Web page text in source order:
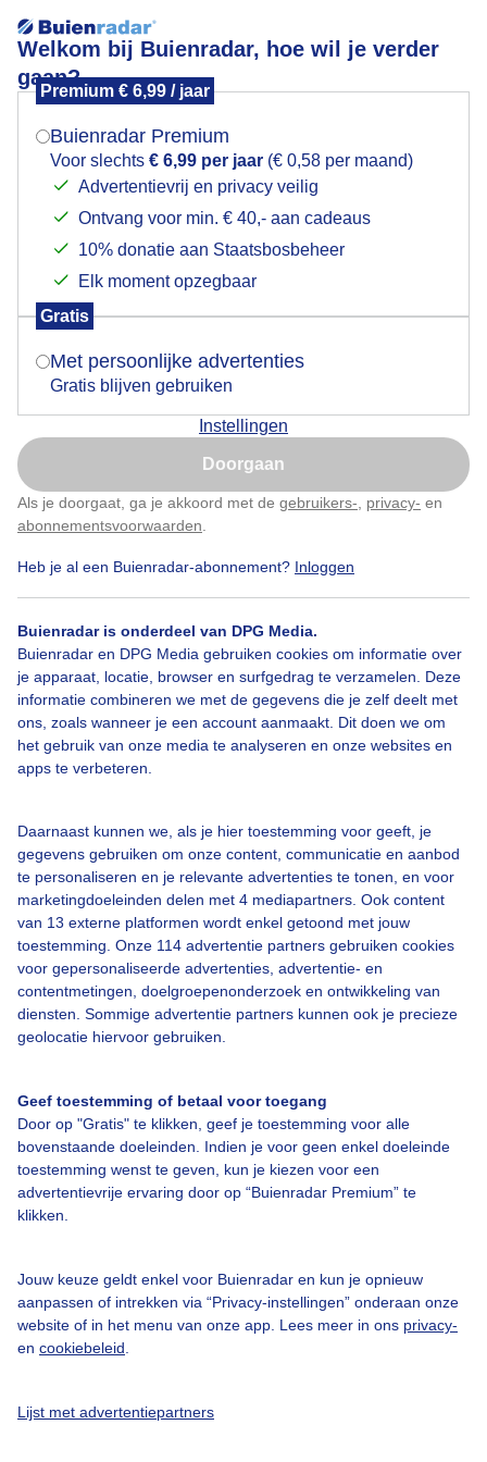
Welkom bij Buienradar, hoe wil je verder
gaan?
Premium € 6,99 / jaar
Buienradar Premium
Voor slechts € 6,99 per jaar (€ 0,58 per maand)
Advertentievrij en privacy veilig
Ontvang voor min. € 40,- aan cadeaus
10% donatie aan Staatsbosbeheer
Elk moment opzegbaar
Gratis
Met persoonlijke advertenties
Gratis blijven gebruiken
Instellingen
Doorgaan
Als je doorgaat, ga je akkoord met de gebruikers- privacy- en
abonnementsvoorwaarden
Heb je al een Buienradar-abonnement? Inloggen
Buienradar is onderdeel van DPG Media.
Buienradar en DPG Media gebruiken cookies om informatie over
je apparaat, locatie, browser en surfgedrag te verzamelen. Deze
informatie combineren we met de gegevens die je zelf deelt met
ons, zoals wanneer je een account aanmaakt. Dit doen we om
het gebruik van onze media te analyseren en onze websites en
apps te verbeteren.
Daarnaast kunnen we, als je hier toestemming voor geeft, je
gegevens gebruiken om onze content, communicatie en aanbod
te personaliseren en je relevante advertenties te tonen, en voor
marketingdoeleinden delen met 4 mediapartners. Ook content
van 13 externe platformen wordt enkel getoond met jouw
toestemming. Onze 114 advertentie partners gebruiken cookies
voor gepersonaliseerde advertenties, advertentie- en
contentmetingen, doelgroepenonderzoek en ontwikkeling van
diensten. Sommige advertentie partners kunnen ook je precieze
geolocatie hiervoor gebruiken.
Geef toestemming of betaal voor toegang
Door op "Gratis" te klikken, geef je toestemming voor alle
bovenstaande doeleinden. Indien je voor geen enkel doeleinde
toestemming wenst te geven, kun je kiezen voor een
advertentievrije ervaring door op “Buienradar Premium” te
klikken.
Jouw keuze geldt enkel voor Buienradar en kun je opnieuw
aanpassen of intrekken via “Privacy-instellingen” onderaan onze
website of in het menu van onze app. Lees meer in ons privacy-
en cookiebeleid
Lijst met advertentiepartners
Mooie blauwe lucht met weinig bewolking
Door: Niels ten Klooster
Bekijk slideshow
Een moment geduld aub...
Over Buienradar
Contact
Toegankelijkheid
Gebruikersvoorwaarden
Buienradar Team
Privacy beleid
Cookie beleid
Gratis weerdata
Mogen we je locatie gebruiken voor het
Indien je hier nog geen akkoord op hebt gegeven,
verschijnt er zo een pop-up uit je browser waarin
Is goed, toon de popup
Nu niet, misschien later
Klik hierom dit aan te passen